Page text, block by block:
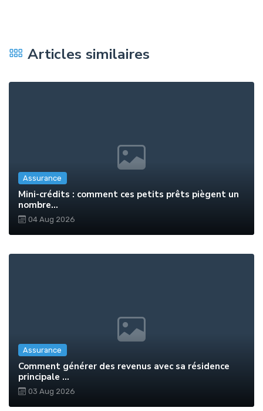
Articles similaires
Assurance
Mini-crédits : comment ces petits prêts piègent un
nombre...
04 Aug 2026
Assurance
Comment générer des revenus avec sa résidence
principale ...
03 Aug 2026